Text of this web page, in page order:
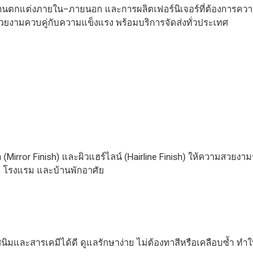
ตกแต่งภายใน–ภายนอก และการผลิตเฟอร์นิเจอร์ที่ต้องการคว
ยงามควบคู่กับความแข็งแรง พร้อมบริการจัดส่งทั่วประเทศ
Finish) และผิวแฮร์ไลน์ (Hairline Finish) ให้ความสวยง
โรงแรม และบ้านพักอาศัย
และสารเคมีได้ดี ดูแลรักษาง่าย ไม่ต้องทาสีหรือเคลือบซ้ำ ท